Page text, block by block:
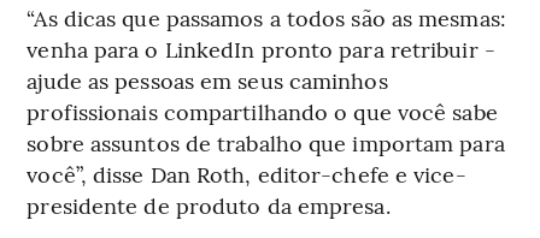
“As dicas que passamos a todos são as mesmas:
venha para o LinkedIn pronto para retribuir -
ajude as pessoas em seus caminhos
profissionais compartilhando o que você sabe
sobre assuntos de trabalho que importam para
você”, disse Dan Roth, editor-chefe e vice-
presidente de produto da empresa.